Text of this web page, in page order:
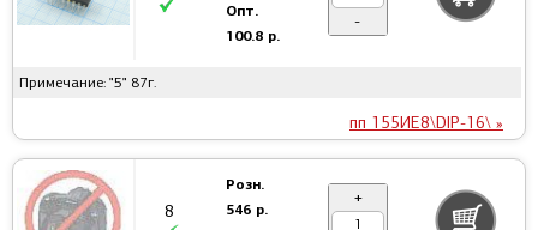
Примечание: "5" 87г.
пп 155ИЕ8\DIP-16\ »
Опт.
100.8 р.
-
8
Розн.
546 р.
+